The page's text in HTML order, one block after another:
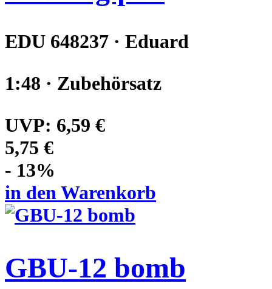
EDU 648237 · Eduard
1:48 · Zubehörsatz
UVP: 6,59 €
5,75 €
- 13%
in den Warenkorb
GBU-12 bomb